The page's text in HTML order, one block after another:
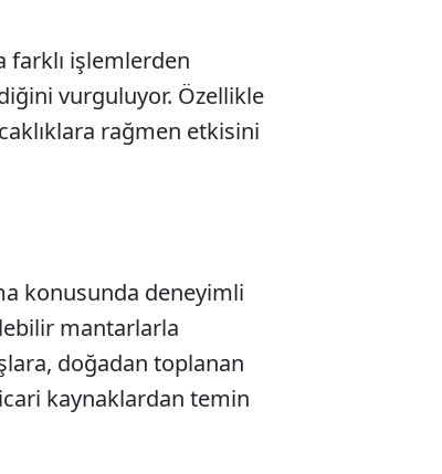
farklı işlemlerden
vurguluyor. Özellikle
rağmen etkisini
konusunda deneyimli
mantarlarla
doğadan toplanan
kaynaklardan temin